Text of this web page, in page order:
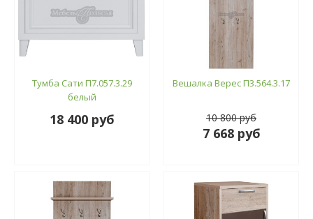
Тумба Сати П7.057.3.29
белый
18 400 руб
Вешалка Верес П3.564.3.17
10 800 руб
7 668 руб